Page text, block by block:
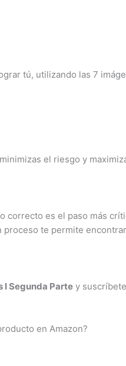
tú, utilizando las 7
el riesgo y
correcto es el paso más
proceso te permite encontrar
I Segunda Parte y
en Amazon?